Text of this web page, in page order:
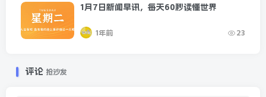
自动补足了被遮挡的部分
排除了光栅板的遮盖阻碍
使我们有了完整图像的认知
1月7日新闻早讯，每天60秒读懂世界
1年前 23
评论 抢沙发